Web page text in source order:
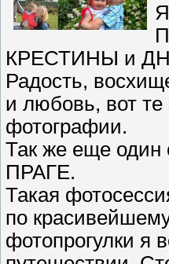
КРЕСТИНЫ и
Радость,
и любовь, вот
фотографии.
Так же еще
ПРАГЕ.
Такая
по
фотопрогулки я